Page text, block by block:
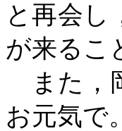
と再会し
が来るこ
また，
お元気で。